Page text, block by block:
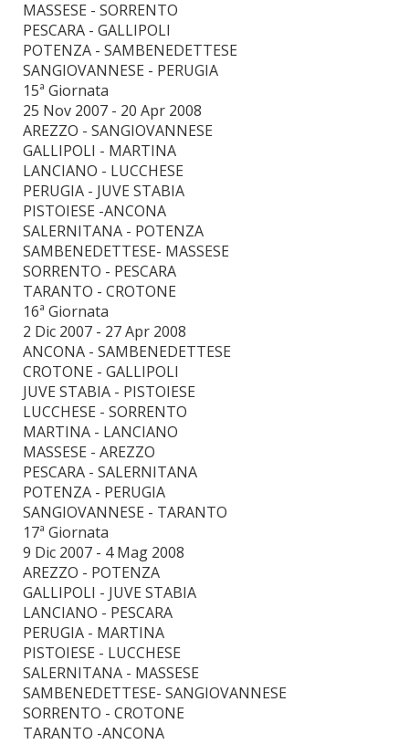
MASSESE - SORRENTO
PESCARA - GALLIPOLI
POTENZA - SAMBENEDETTESE
SANGIOVANNESE - PERUGIA
15ª Giornata
25 Nov 2007 - 20 Apr 2008
AREZZO - SANGIOVANNESE
GALLIPOLI - MARTINA
LANCIANO - LUCCHESE
PERUGIA - JUVE STABIA
PISTOIESE -ANCONA
SALERNITANA - POTENZA
SAMBENEDETTESE- MASSESE
SORRENTO - PESCARA
TARANTO - CROTONE
16ª Giornata
2 Dic 2007 - 27 Apr 2008
ANCONA - SAMBENEDETTESE
CROTONE - GALLIPOLI
JUVE STABIA - PISTOIESE
LUCCHESE - SORRENTO
MARTINA - LANCIANO
MASSESE - AREZZO
PESCARA - SALERNITANA
POTENZA - PERUGIA
SANGIOVANNESE - TARANTO
17ª Giornata
9 Dic 2007 - 4 Mag 2008
AREZZO - POTENZA
GALLIPOLI - JUVE STABIA
LANCIANO - PESCARA
PERUGIA - MARTINA
PISTOIESE - LUCCHESE
SALERNITANA - MASSESE
SAMBENEDETTESE- SANGIOVANNESE
SORRENTO - CROTONE
TARANTO -ANCONA